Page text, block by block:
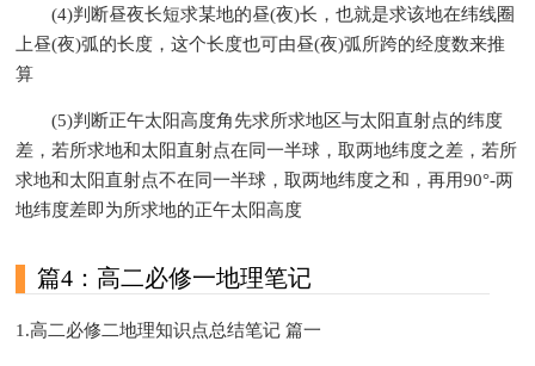
(4)判断昼夜长短求某地的昼(夜)长，也就是求该地在纬线圈
上昼(夜)弧的长度，这个长度也可由昼(夜)弧所跨的经度数来推
算
(5)判断正午太阳高度角先求所求地区与太阳直射点的纬度
差，若所求地和太阳直射点在同一半球，取两地纬度之差，若所
求地和太阳直射点不在同一半球，取两地纬度之和，再用90°-两
地纬度差即为所求地的正午太阳高度
篇4：高二必修一地理笔记
1.高二必修二地理知识点总结笔记 篇一